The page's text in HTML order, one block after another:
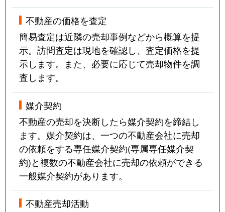
不動産の価格を査定
簡易査定は近隣の売却事例などから概算を提
示。訪問査定は現地を確認し、査定価格を提
示します。また、必要に応じて売却物件を調
査します。
媒介契約
不動産の売却を決断したら媒介契約を締結し
ます。媒介契約は、一つの不動産会社に売却
の依頼をする専任媒介契約(専属専任媒介契
約)と複数の不動産会社に売却の依頼ができる
一般媒介契約があります。
不動産売却活動